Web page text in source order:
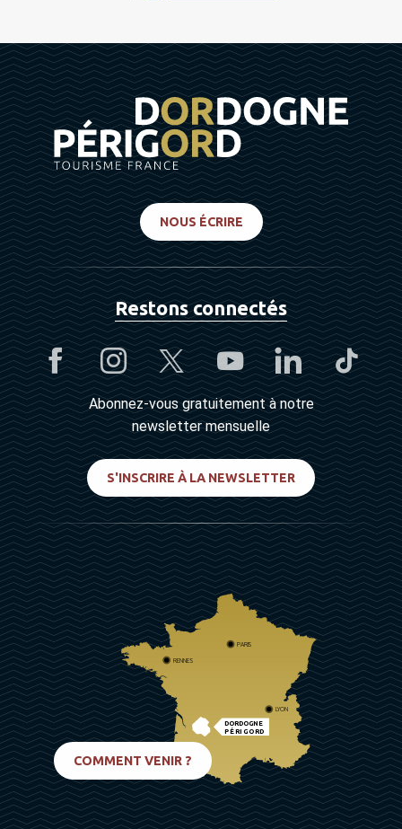
NOUS ÉCRIRE
Restons connectés
Abonnez-vous gratuitement à notre
newsletter mensuelle
S'INSCRIRE À LA NEWSLETTER
DORDOGNE
PÉRIGORD
PARIS
RENNES
LYON
COMMENT VENIR ?